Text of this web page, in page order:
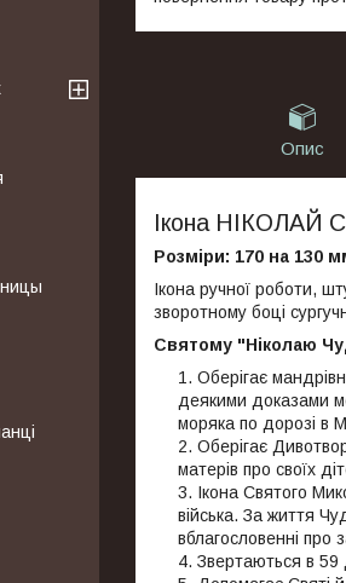
Опис
Ікона
Розміри: 170 на 130
Ікона ручної роботи,
зворотному боці
Святому "Ніколаю
Оберігає
деякими доказами
моряка по дорозі в
Оберігає
матерів про своїх
Ікона Святого
війська. За життя
вблагословенні
Звертаються в 59